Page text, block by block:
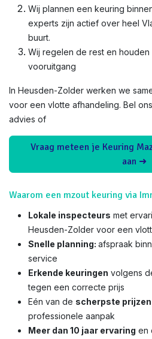
Wij plannen een keuring
experts zijn actief over heel
buurt.
Wij regelen de rest en
vooruitgang
In Heusden-Zolder werken we
voor een vlotte afhandeling. Bel
advies of
Vraag meteen je Keuring
aan ➜
Waarom een mzout keuring via
Lokale inspecteurs met
Heusden-Zolder voor een
Snelle planning: afspraak
service
Erkende keuringen volgens
tegen een correcte prijs
Eén van de scherpste prijzen
professionele aanpak
Meer dan 10 jaar ervaring en